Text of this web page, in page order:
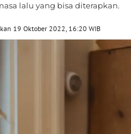
lalu yang bisa diterapkan.
19 Oktober 2022, 16:20 WIB